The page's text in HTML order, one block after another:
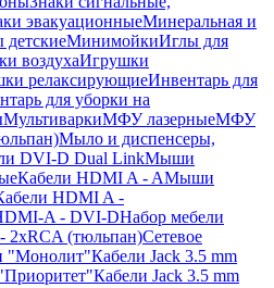
эвакуационныеМинеральная и
детскиеМинимойкиИглы для
воздухаИгрушки
релаксирующиеИнвентарь для
для уборки на
МультиваркиМФУ лазерныеМФУ
Мыло и диспенсеры,
DVI-D Dual LinkМыши
Кабели HDMI A - AМыши
HDMI A -
A - DVI-DНабор мебели
2xRCA (тюльпан)Сетевое
"Монолит"Кабели Jack 3.5 mm
Кабели Jack 3.5 mm